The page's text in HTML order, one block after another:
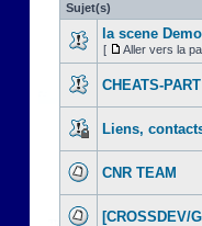
Sujet(s)
la scene Demo
[ Aller vers la
CHEATS-PART
Liens,
CNR TEAM
[CROSSDEV/